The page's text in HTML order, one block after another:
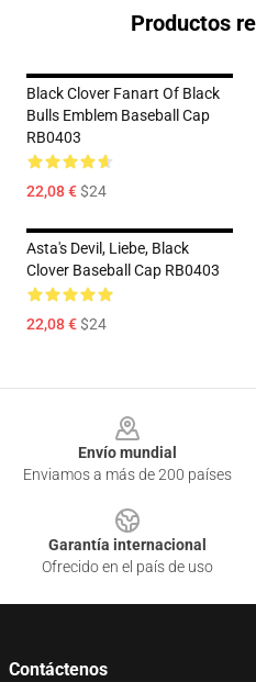
Productos
Black Clover Fanart Of Black
Bulls Emblem Baseball Cap
RB0403
22,08 €$24
Asta's Devil, Liebe, Black
Clover Baseball Cap RB0403
22,08 €$24
Envío mundial
Enviamos a más de 200 países
Garantía internacional
Ofrecido en el país de uso
Contáctenos